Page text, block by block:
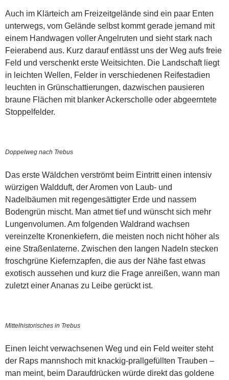
Auch im Klärteich am Freizeitgelände sind ein paar Enten
unterwegs, vom Gelände selbst kommt gerade jemand mit
einem Handwagen voller Angelruten und sieht stark nach
Feierabend aus. Kurz darauf entlässt uns der Weg aufs freie
Feld und verschenkt erste Weitsichten. Die Landschaft liegt
in leichten Wellen, Felder in verschiedenen Reifestadien
leuchten in Grünschattierungen, dazwischen pausieren
braune Flächen mit blanker Ackerscholle oder abgeerntete
Stoppelfelder.
Doppelweg nach Trebus
Das erste Wäldchen verströmt beim Eintritt einen intensiv
würzigen Waldduft, der Aromen von Laub- und
Nadelbäumen mit regengesättigter Erde und nassem
Bodengrün mischt. Man atmet tief und wünscht sich mehr
Lungenvolumen. Am folgenden Waldrand wachsen
vereinzelte Kronenkiefern, die meisten noch nicht höher als
eine Straßenlaterne. Zwischen den langen Nadeln stecken
froschgrüne Kiefernzapfen, die aus der Nähe fast etwas
exotisch aussehen und kurz die Frage anreißen, wann man
zuletzt einer Ananas zu Leibe gerückt ist.
Mittelhistorisches in Trebus
Einen leicht verwachsenen Weg und ein Feld weiter steht
der Raps mannshoch mit knackig-prallgefüllten Trauben –
man meint, beim Daraufdrücken würde direkt das goldene